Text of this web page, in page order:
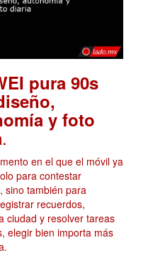
pura 90s
y foto
.
en el que el móvil ya
para contestar
sino también para
recuerdos,
ciudad y resolver tareas
elegir bien importa más